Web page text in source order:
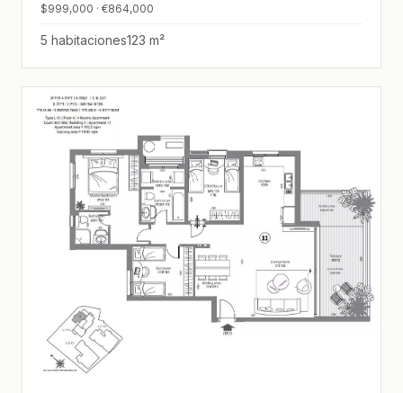
$999,000 · €864,000
5 habitaciones123 m²